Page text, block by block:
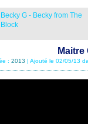
Becky G - Becky from The
Block
Maitre
: 2013 | Ajouté le 02/05/13